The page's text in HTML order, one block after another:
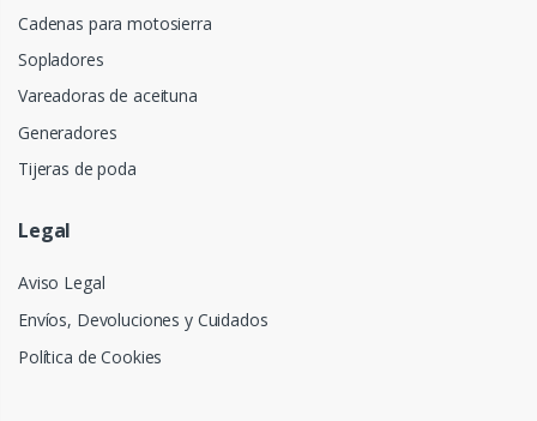
Cadenas para motosierra
Sopladores
Vareadoras de aceituna
Generadores
Tijeras de poda
Legal
Aviso Legal
Envíos, Devoluciones y Cuidados
Política de Cookies